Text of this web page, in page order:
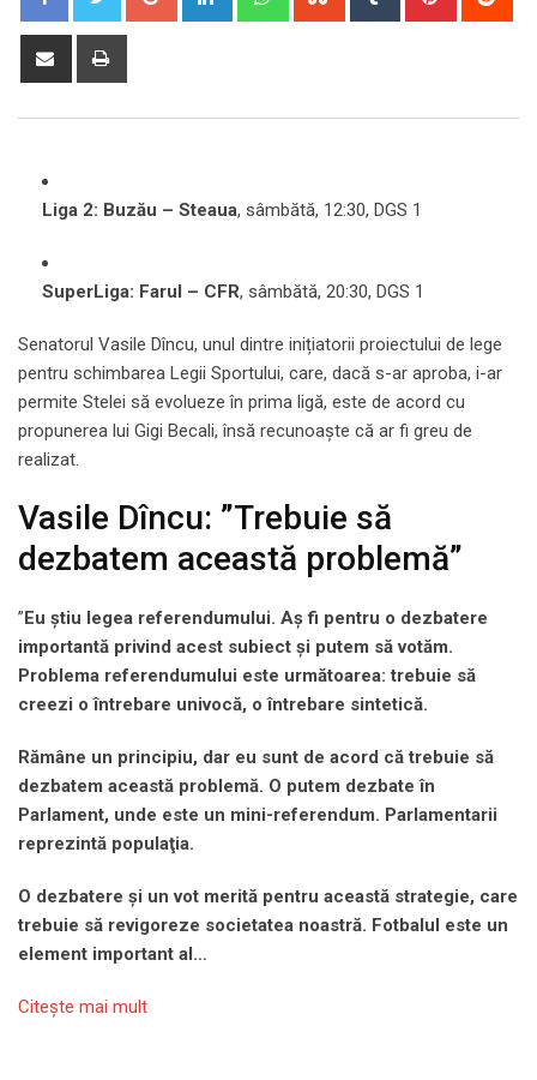
Share
Liga 2: Buzău – Steaua, sâmbătă, 12:30, DGS 1
SuperLiga: Farul – CFR, sâmbătă, 20:30, DGS 1
Senatorul Vasile Dîncu, unul dintre inițiatorii proiectului de lege
pentru schimbarea Legii Sportului, care, dacă s-ar aproba, i-ar
permite Stelei să evolueze în prima ligă, este de acord cu
propunerea lui Gigi Becali, însă recunoaște că ar fi greu de
realizat.
Vasile Dîncu: ”Trebuie să
dezbatem această problemă”
” Eu ştiu legea referendumului. Aş fi pentru o dezbatere
importantă privind acest subiect şi putem să votăm.
Problema referendumului este următoarea: trebuie să
creezi o întrebare univocă, o întrebare sintetică.
Rămâne un principiu, dar eu sunt de acord că trebuie să
dezbatem această problemă. O putem dezbate în
Parlament, unde este un mini-referendum. Parlamentarii
reprezintă populaţia.
O dezbatere şi un vot merită pentru această strategie, care
trebuie să revigoreze societatea noastră. Fotbalul este un
element important al…
Citeşte mai mult